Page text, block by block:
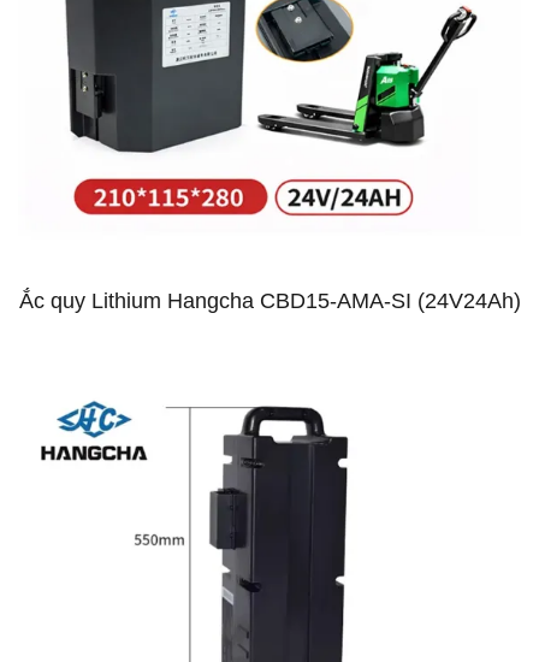
Ắc quy Lithium Hangcha CBD15-AMA-SI (24V24Ah)